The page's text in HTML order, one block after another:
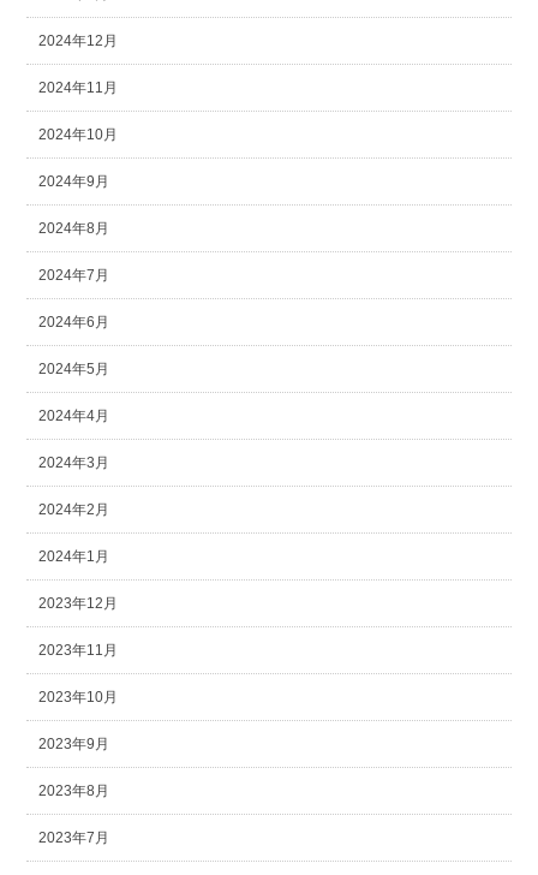
2024年12月
2024年11月
2024年10月
2024年9月
2024年8月
2024年7月
2024年6月
2024年5月
2024年4月
2024年3月
2024年2月
2024年1月
2023年12月
2023年11月
2023年10月
2023年9月
2023年8月
2023年7月